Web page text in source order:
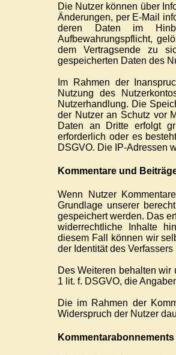
Die Nutzer können über
Änderungen, per E-Mail
deren Daten im
Aufbewahrungspflicht,
dem Vertragsende zu
gespeicherten Daten des
Im Rahmen der
Nutzung des
Nutzerhandlung. Die
der Nutzer an Schutz vor
Daten an Dritte erfolgt
erforderlich oder es
DSGVO. Die IP-Adressen
Kommentare und
Wenn Nutzer
Grundlage unserer
gespeichert werden. Das
widerrechtliche Inhalte
diesem Fall können wir
der Identität des Verfassers
Des Weiteren behalten wir
1 lit. f. DSGVO, die
Die im Rahmen der
Widerspruch der Nutzer
Kommentarabonnements